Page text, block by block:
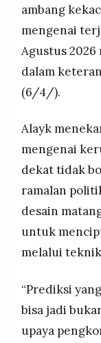
ambang
mengenai
Agustus 2026
dalam
(6/4/).
Alayk
mengenai
dekat tidak
ramalan
desain
untuk
melalui
“Prediksi
bisa jadi
upaya